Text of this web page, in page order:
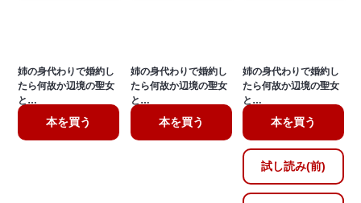
姉の身代わりで婚約し
たら何故か辺境の聖女
と…
本を買う
姉の身代わりで婚約し
たら何故か辺境の聖女
と…
本を買う
姉の身代わりで婚約し
たら何故か辺境の聖女
と…
本を買う
試し読み(前)